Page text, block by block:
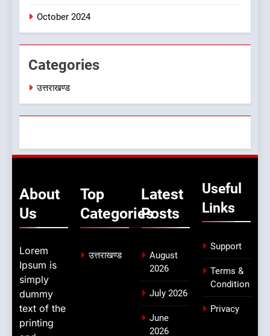
संगठन अभी भी अधूरा, कार्यकारिणी
को लेकर क्या बोले गोदियाल
उत्तराखण्ड
October 2024
Categories
उत्तराखण्ड
About
Us
Lorem
Ipsum is
simply
dummy
text of the
printing
Top
Categories
उत्तराखण्ड
Latest
Posts
August
2026
July 2026
June
2026
Useful
Links
Support
Terms &
Condition
Privacy